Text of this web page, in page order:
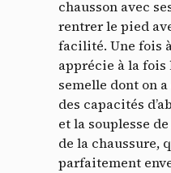
chausson avec
rentrer le pied
facilité. Une fois
apprécie à la fois
semelle dont on
des capacités
et la souplesse
de la chaussure,
parfaitement